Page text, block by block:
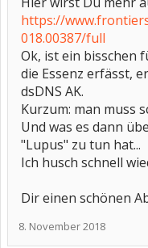
https://
018.00387/full
Ok, ist ein bisschen
die Essenz erfässt,
dsDNS AK.
Kurzum: man muss
Und was es dann
"Lupus" zu tun hat...
Ich husch schnell
Dir einen schönen
8. November 2018